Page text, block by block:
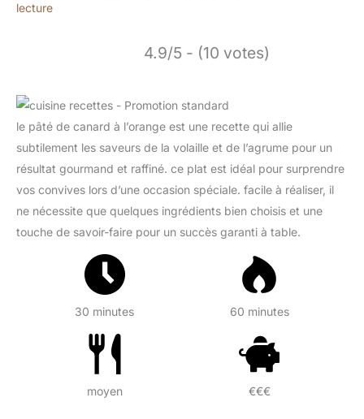
lecture
4.9/5 - (10 votes)
le pâté de canard à l’orange est une recette qui allie
subtilement les saveurs de la volaille et de l’agrume pour un
résultat gourmand et raffiné. ce plat est idéal pour surprendre
vos convives lors d’une occasion spéciale. facile à réaliser, il
ne nécessite que quelques ingrédients bien choisis et une
touche de savoir-faire pour un succès garanti à table.
30 minutes 60 minutes
moyen €€€